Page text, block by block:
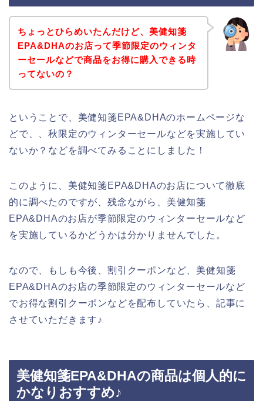
ちょっとひらめいたんだけど、美健知箋
EPA&DHAのお店って季節限定のウィンタ
ーセールなどで商品をお得に購入できる時
ってないの？
ということで、美健知箋EPA&DHAのホームページな
どで、、秋限定のウィンターセールなどを実施してい
ないか？などを調べてみることにしました！
このように、美健知箋EPA&DHAのお店について徹底
的に調べたのですが、残念ながら、美健知箋
EPA&DHAのお店が季節限定のウィンターセールなど
を実施しているかどうかは分かりませんでした。
なので、もしも今後、割引クーポンなど、美健知箋
EPA&DHAのお店の季節限定のウィンターセールなど
でお得な割引クーポンなどを配布していたら、記事に
させていただきます♪
美健知箋EPA&DHAの商品は個人的に
かなりおすすめ♪